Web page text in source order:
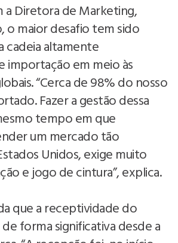
a Diretora de Marketing,
o maior desafio tem sido
cadeia altamente
em meio às
“Cerca de 98% do nosso
Fazer a gestão dessa
tempo em que
um mercado tão
Unidos, exige muito
e jogo de cintura”, explica.
que a receptividade do
forma significativa desde a